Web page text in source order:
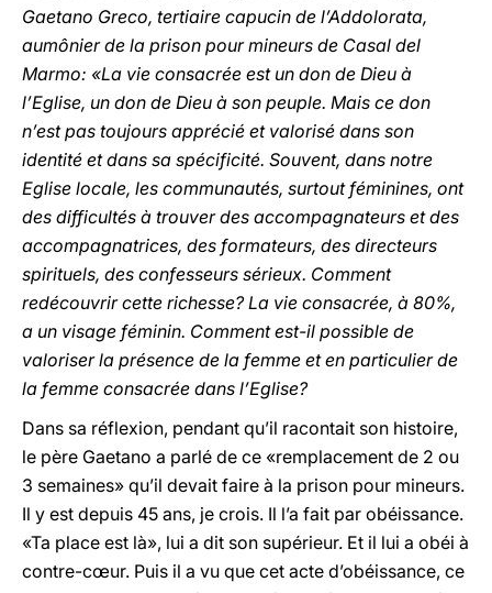
Gaetano Greco, tertiaire capucin de l’Addolorata,
aumônier de la prison pour mineurs de Casal del
Marmo: «La vie consacrée est un don de Dieu à
l’Eglise, un don de Dieu à son peuple. Mais ce don
n’est pas toujours apprécié et valorisé dans son
identité et dans sa spécificité. Souvent, dans notre
Eglise locale, les communautés, surtout féminines, ont
des difficultés à trouver des accompagnateurs et des
accompagnatrices, des formateurs, des directeurs
spirituels, des confesseurs sérieux. Comment
redécouvrir cette richesse? La vie consacrée, à 80%,
a un visage féminin. Comment est-il possible de
valoriser la présence de la femme et en particulier de
la femme consacrée dans l’Eglise?
Dans sa réflexion, pendant qu’il racontait son histoire,
le père Gaetano a parlé de ce «remplacement de 2 ou
3 semaines» qu’il devait faire à la prison pour mineurs.
Il y est depuis 45 ans, je crois. Il l’a fait par obéissance.
«Ta place est là», lui a dit son supérieur. Et il lui a obéi à
contre-cœur. Puis il a vu que cet acte d’obéissance, ce